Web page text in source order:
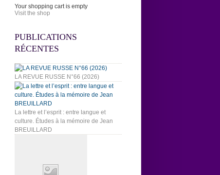
Your shopping cart is empty
Visit the shop
PUBLICATIONS
RÉCENTES
LA REVUE RUSSE N°66 (2026)
La lettre et l’esprit : entre langue et
culture. Études à la mémoire de Jean
BREUILLARD